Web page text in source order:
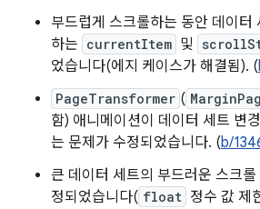
부드럽게 스크롤하는 동안 데이터
하는 currentItem 및
었습니다(에지 케이스가 해결됨). (
PageTransformer (
함) 애니메이션이 데이터 세트 변
는 문제가 수정되었습니다. (b/
큰 데이터 세트의 부드러운 스크
정되었습니다( float 정수 값 제